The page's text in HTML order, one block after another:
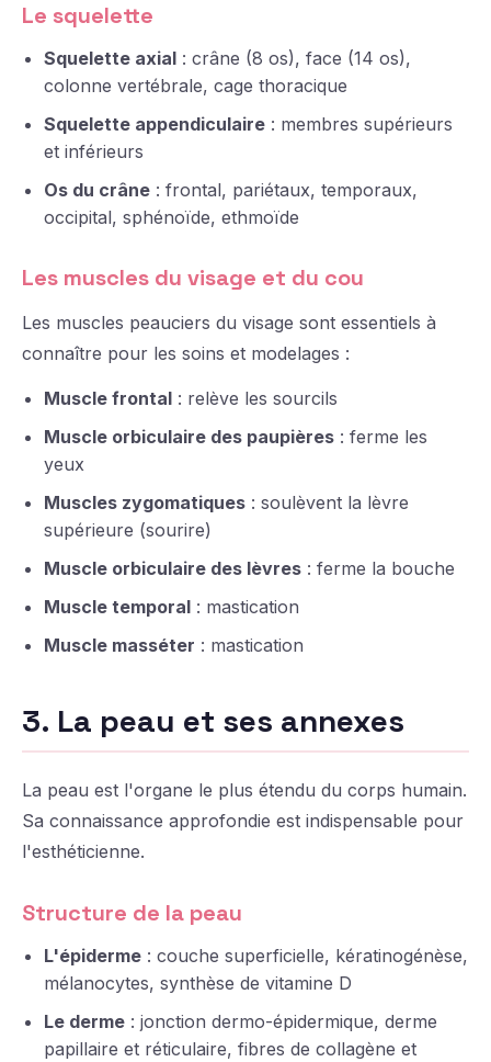
Le squelette
Squelette axial : crâne (8 os), face (14 os),
colonne vertébrale, cage thoracique
Squelette appendiculaire : membres supérieurs
et inférieurs
Os du crâne : frontal, pariétaux, temporaux,
occipital, sphénoïde, ethmoïde
Les muscles du visage et du cou
Les muscles peauciers du visage sont essentiels à
connaître pour les soins et modelages :
Muscle frontal : relève les sourcils
Muscle orbiculaire des paupières : ferme les
yeux
Muscles zygomatiques : soulèvent la lèvre
supérieure (sourire)
Muscle orbiculaire des lèvres : ferme la bouche
Muscle temporal : mastication
Muscle masséter : mastication
3. La peau et ses annexes
La peau est l'organe le plus étendu du corps humain.
Sa connaissance approfondie est indispensable pour
l'esthéticienne.
Structure de la peau
L'épiderme : couche superficielle, kératinogénèse,
mélanocytes, synthèse de vitamine D
Le derme : jonction dermo-épidermique, derme
papillaire et réticulaire, fibres de collagène et